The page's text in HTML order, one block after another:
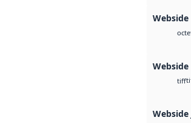
Webside
Webside
tiff
Webside